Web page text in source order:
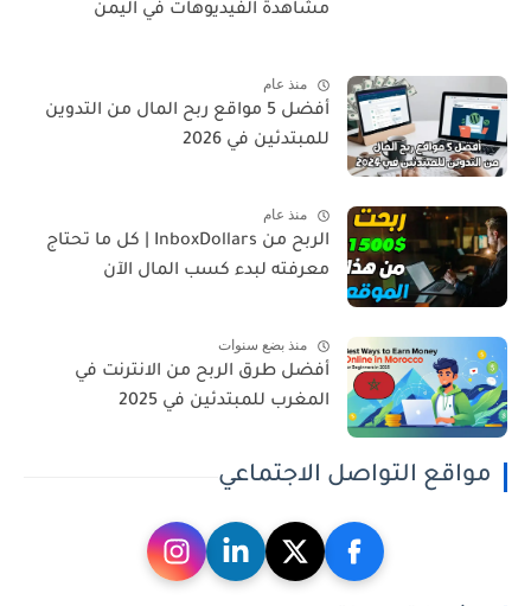
مشاهدة الفيديوهات في اليمن
منذ عام
أفضل 5 مواقع ربح المال من التدوين
للمبتدئين في 2026
منذ عام
الربح من InboxDollars | كل ما تحتاج
معرفته لبدء كسب المال الآن
منذ بضع سنوات
أفضل طرق الربح من الانترنت في
المغرب للمبتدئين في 2025
مواقع التواصل الاجتماعي